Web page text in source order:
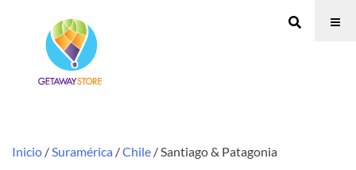
Inicio / Suramérica /Chile / Santiago & Patagonia